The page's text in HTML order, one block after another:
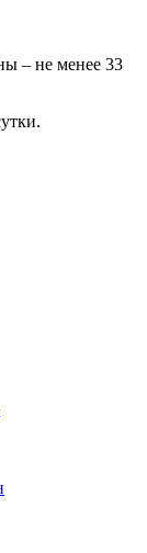
– не менее 33